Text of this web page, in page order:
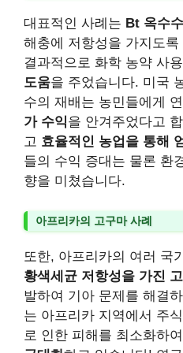
대표적인 사례는 Bt 옥수수
해충에 저항성을 가지도
결과적으로 화학 농약 사
도움을 주었습니다. 미국
수의 재배는 농민들에게
가 수익을 안겨주었다고
고 효율적인 농업을 통해
들의 수익 증대는 물론 환
향을 미쳤습니다.
아프리카의 고구마 사례
또한, 아프리카의 여러 국
황색세균 저항성을 가진
발하여 기아 문제를 해결
는 아프리카 지역에서 주
로 인한 피해를 최소화하여